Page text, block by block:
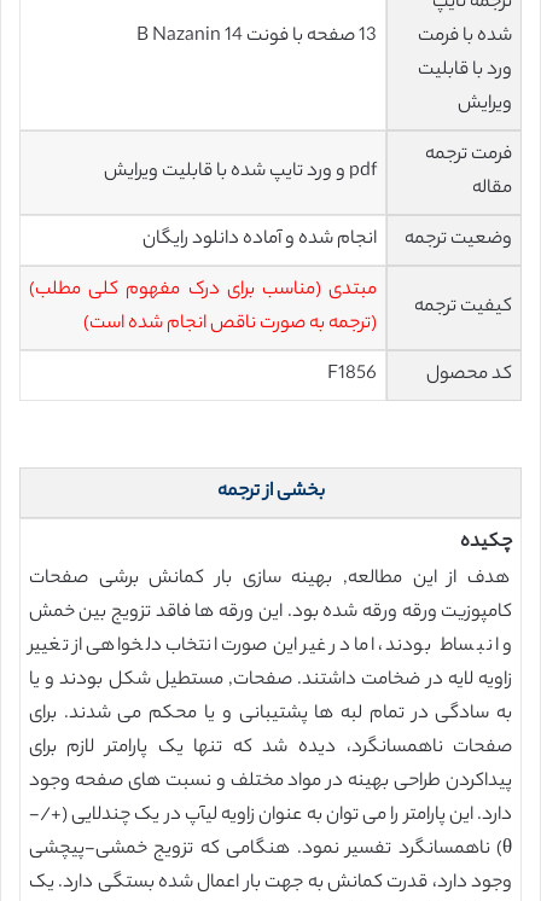
شده با فرمت
ورد با قابلیت
ویرایش
13 صفحه با فونت 14 B Nazanin
فرمت ترجمه
مقاله
pdf و ورد تایپ شده با قابلیت ویرایش
وضعیت ترجمه انجام شده و آماده دانلود رایگان
کیفیت ترجمه
مبتدی (مناسب برای درک مفهوم کلی مطلب)
(ترجمه به صورت ناقص انجام شده است)
کد محصول
F1856
بخشی از ترجمه
چکیده
هدف از این مطالعه, بهینه سازی بار کمانش برشی صفحات
کامپوزیت ورقه ورقه شده بود. این ورقه ها فاقد تزویج بین خمش
و انبساط بودند، اما در غیر این صورت انتخاب دلخواهی از تغییر
زاویه لایه در ضخامت داشتند. صفحات, مستطیل شکل بودند و یا
به سادگی در تمام لبه ها پشتیبانی و یا محکم می شدند. برای
صفحات ناهمسانگرد، دیده شد که تنها یک پارامتر لازم برای
پیداکردن طراحی بهینه در مواد مختلف و نسبت های صفحه وجود
دارد. این پارامتر را می توان به عنوان زاویه لیآپ در یک چندلایی (+/-
θ) ناهمسانگرد تفسیر نمود. هنگامی که تزویج خمشی-پیچشی
وجود دارد، قدرت کمانش به جهت بار اعمال شده بستگی دارد. یک